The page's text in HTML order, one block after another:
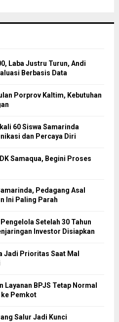
Laba Justru Turun, Andi
Berbasis Data
Porprov Kaltim, Kebutuhan
60 Siswa Samarinda
dan Percaya Diri
Samaqua, Begini Proses
Pedagang Asal
Ini Paling Parah
Setelah 30 Tahun
Investor Disiapkan
Jadi Prioritas Saat Mal
BPJS Tetap Normal
ke Pemkot
Salur Jadi Kunci